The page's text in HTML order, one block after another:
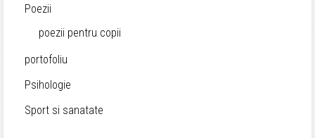
Poezii
poezii pentru copii
portofoliu
Psihologie
Sport si sanatate